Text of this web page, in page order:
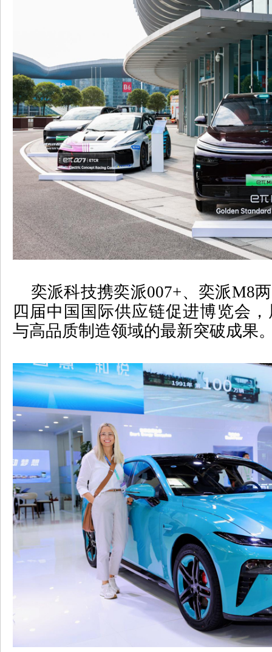
奕派科技携奕派007+、奕派M8
四届中国国际供应链促进博览会
与高品质制造领域的最新突破成果